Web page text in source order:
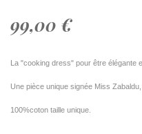
99,00 €
La "cooking dress" pour être élégante
Une pièce unique signée Miss
100%coton taille unique.